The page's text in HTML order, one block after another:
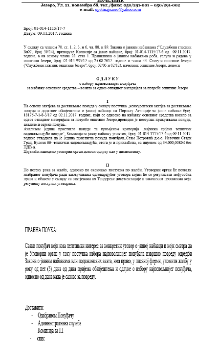
НАЧЕЛНИК
О Начелнику
Замјеник начелника
Извјештај о раду начелника
СКУПШТИНА
Статут Општине
Скупштинско вијеће општине језеро
Састав Скупштине
Службени Гласници
Активности
Јавни позиви
Обавјештења
Заштита од пожара